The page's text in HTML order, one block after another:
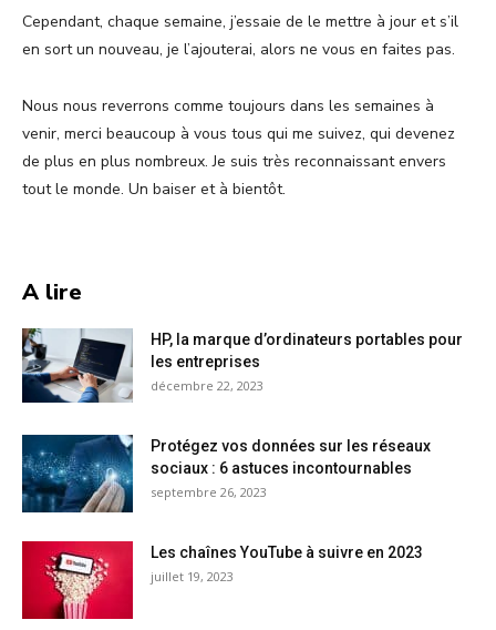
Cependant, chaque semaine, j’essaie de le mettre à jour et s’il
en sort un nouveau, je l’ajouterai, alors ne vous en faites pas.
Nous nous reverrons comme toujours dans les semaines à
venir, merci beaucoup à vous tous qui me suivez, qui devenez
de plus en plus nombreux. Je suis très reconnaissant envers
tout le monde. Un baiser et à bientôt.
A lire
HP, la marque d’ordinateurs portables pour
les entreprises
décembre 22, 2023
Protégez vos données sur les réseaux
sociaux : 6 astuces incontournables
septembre 26, 2023
Les chaînes YouTube à suivre en 2023
juillet 19, 2023